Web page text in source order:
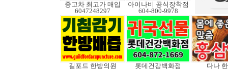
중고차 최고가 매입
6047248297
아이나비 공식장착점
604-800-9978
길포드 한방의원
롯데건강백화점
다나